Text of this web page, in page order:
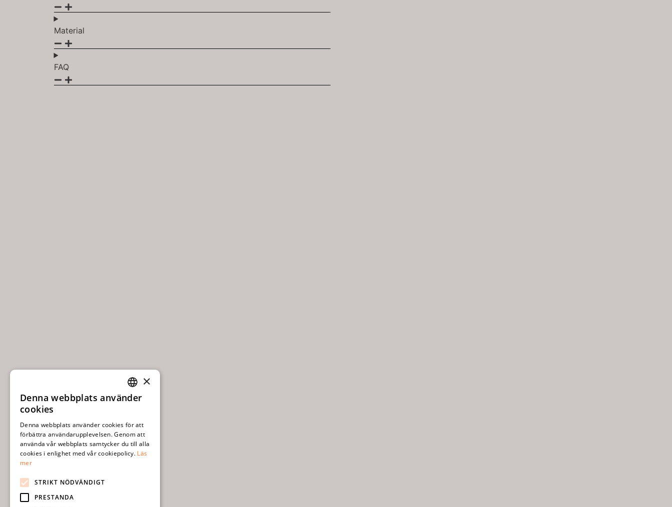
Material
FAQ
SWEDISH
×
Denna webbplats använder
cookies
Denna webbplats använder cookies för att
förbättra användarupplevelsen. Genom att
använda vår webbplats samtycker du till alla
cookies i enlighet med vår cookiepolicy. Läs
mer
STRIKT NÖDVÄNDIGT
PRESTANDA